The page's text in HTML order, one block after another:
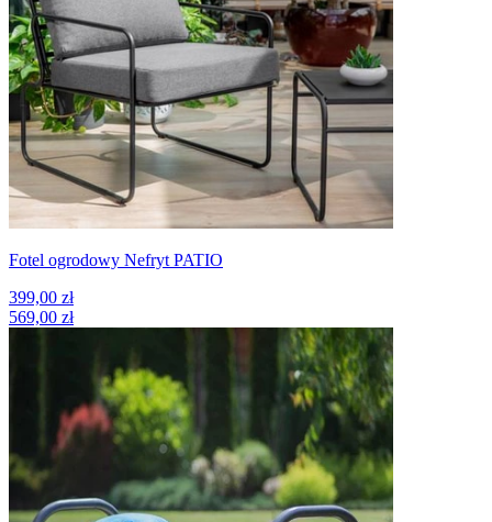
Fotel ogrodowy Nefryt PATIO
399,00 zł
569,00 zł